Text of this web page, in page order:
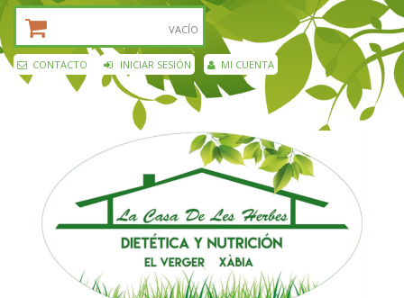
VACÍO
CONTACTO INICIAR SESIÓN MI CUENTA